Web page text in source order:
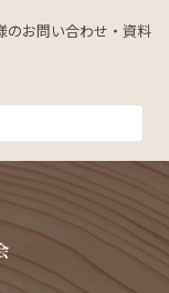
のお問い合わせ・資料